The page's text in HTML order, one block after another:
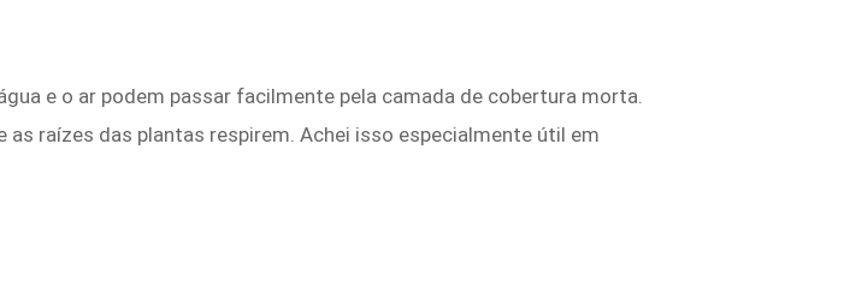
e o ar podem passar facilmente pela camada de cobertura morta.
raízes das plantas respirem. Achei isso especialmente útil em